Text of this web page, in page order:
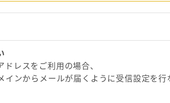
レスをご利用の場合、
インからメールが届くように受信設定を行